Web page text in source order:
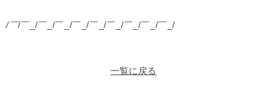
/￣/￣_/￣_/￣_/￣_/￣_/￣_/￣_/￣_/￣_/
一覧に戻る